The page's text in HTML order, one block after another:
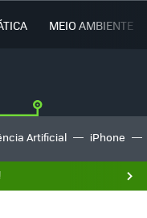
MEIO AMBIENTE
Artificial iPhone